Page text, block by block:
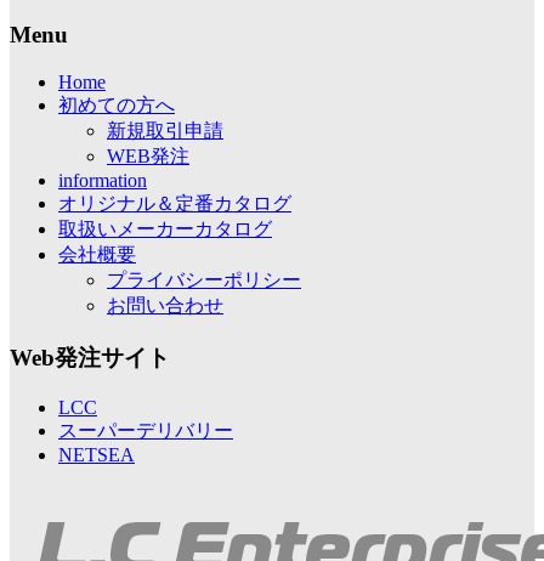
Menu
Home
初めての方へ
新規取引申請
WEB発注
information
オリジナル＆定番カタログ
取扱いメーカーカタログ
会社概要
プライバシーポリシー
お問い合わせ
Web発注サイト
LCC
スーパーデリバリー
NETSEA